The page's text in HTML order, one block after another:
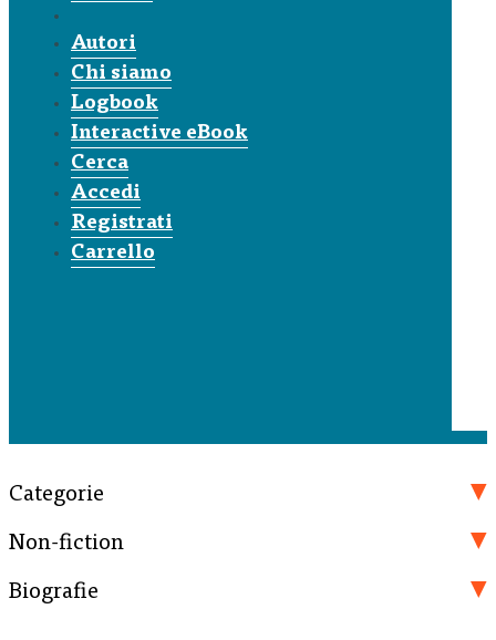
Autori
Chi siamo
Logbook
Interactive eBook
Cerca
Accedi
Registrati
Carrello
Categorie
Non-fiction
Biografie